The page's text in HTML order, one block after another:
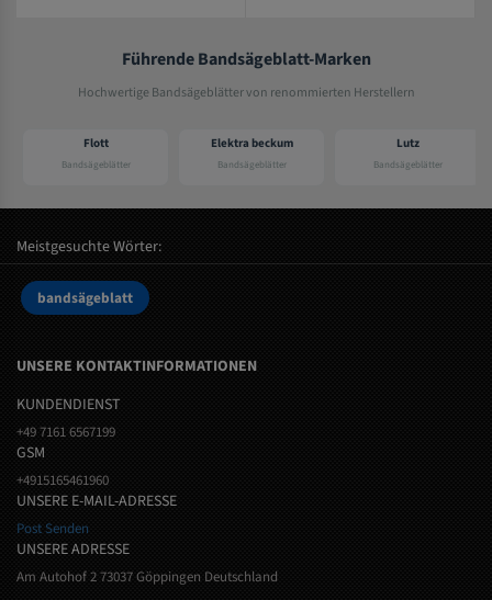
Führende Bandsägeblatt-Marken
Hochwertige Bandsägeblätter von renommierten Herstellern
Flott
Bandsägeblätter
Elektra beckum
Bandsägeblätter
Lutz
Bandsägeblätter
Meistgesuchte Wörter:
bandsägeblatt
UNSERE KONTAKTINFORMATIONEN
KUNDENDIENST
+49 7161 6567199
GSM
+4915165461960
UNSERE E-MAIL-ADRESSE
Post Senden
UNSERE ADRESSE
Am Autohof 2 73037 Göppingen Deutschland